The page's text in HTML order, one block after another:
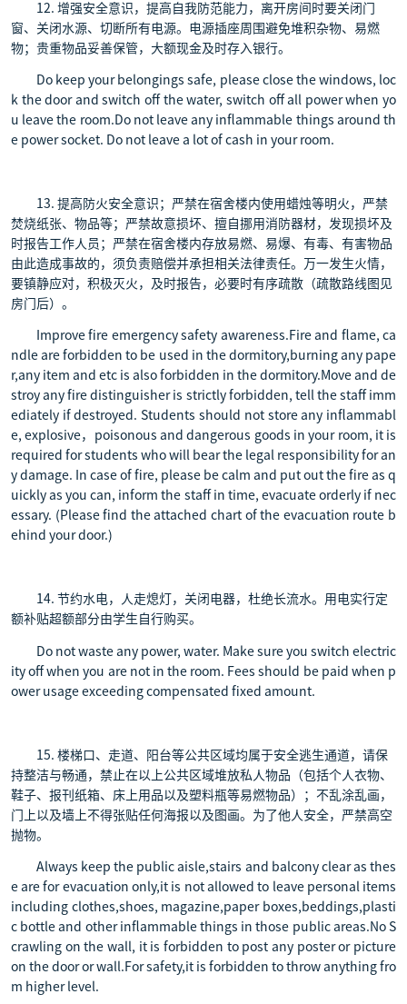
12. 增强安全意识，提高自我防范能力，离开房间时要关闭门
窗、关闭水源、切断所有电源。电源插座周围避免堆积杂物、易燃
物；贵重物品妥善保管，大额现金及时存入银行。
Do keep your belongings safe, please close the windows, loc
k the door and switch off the water, switch off all power when yo
u leave the room.Do not leave any inflammable things around th
e power socket. Do not leave a lot of cash in your room.
13. 提高防火安全意识；严禁在宿舍楼内使用蜡烛等明火，严禁
焚烧纸张、物品等；严禁故意损坏、擅自挪用消防器材，发现损坏及
时报告工作人员；严禁在宿舍楼内存放易燃、易爆、有毒、有害物品
由此造成事故的，须负责赔偿并承担相关法律责任。万一发生火情，
要镇静应对，积极灭火，及时报告，必要时有序疏散（疏散路线图见
房门后）。
Improve fire emergency safety awareness.Fire and flame, ca
ndle are forbidden to be used in the dormitory,burning any pape
r,any item and etc is also forbidden in the dormitory.Move and de
stroy any fire distinguisher is strictly forbidden, tell the staff imm
ediately if destroyed. Students should not store any inflammabl
e, explosive，poisonous and dangerous goods in your room, it is
required for students who will bear the legal responsibility for an
y damage. In case of fire, please be calm and put out the fire as q
uickly as you can, inform the staff in time, evacuate orderly if nec
essary. (Please find the attached chart of the evacuation route b
ehind your door.)
14. 节约水电，人走熄灯，关闭电器，杜绝长流水。用电实行定
额补贴超额部分由学生自行购买。
Do not waste any power, water. Make sure you switch electric
ity off when you are not in the room. Fees should be paid when p
ower usage exceeding compensated fixed amount.
15. 楼梯口、走道、阳台等公共区域均属于安全逃生通道，请保
持整洁与畅通，禁止在以上公共区域堆放私人物品（包括个人衣物、
鞋子、报刊纸箱、床上用品以及塑料瓶等易燃物品）；不乱涂乱画，
门上以及墙上不得张贴任何海报以及图画。为了他人安全，严禁高空
抛物。
Always keep the public aisle,stairs and balcony clear as thes
e are for evacuation only,it is not allowed to leave personal items
including clothes,shoes, magazine,paper boxes,beddings,plasti
c bottle and other inflammable things in those public areas.No S
crawling on the wall, it is forbidden to post any poster or picture
on the door or wall.For safety,it is forbidden to throw anything fro
m higher level.